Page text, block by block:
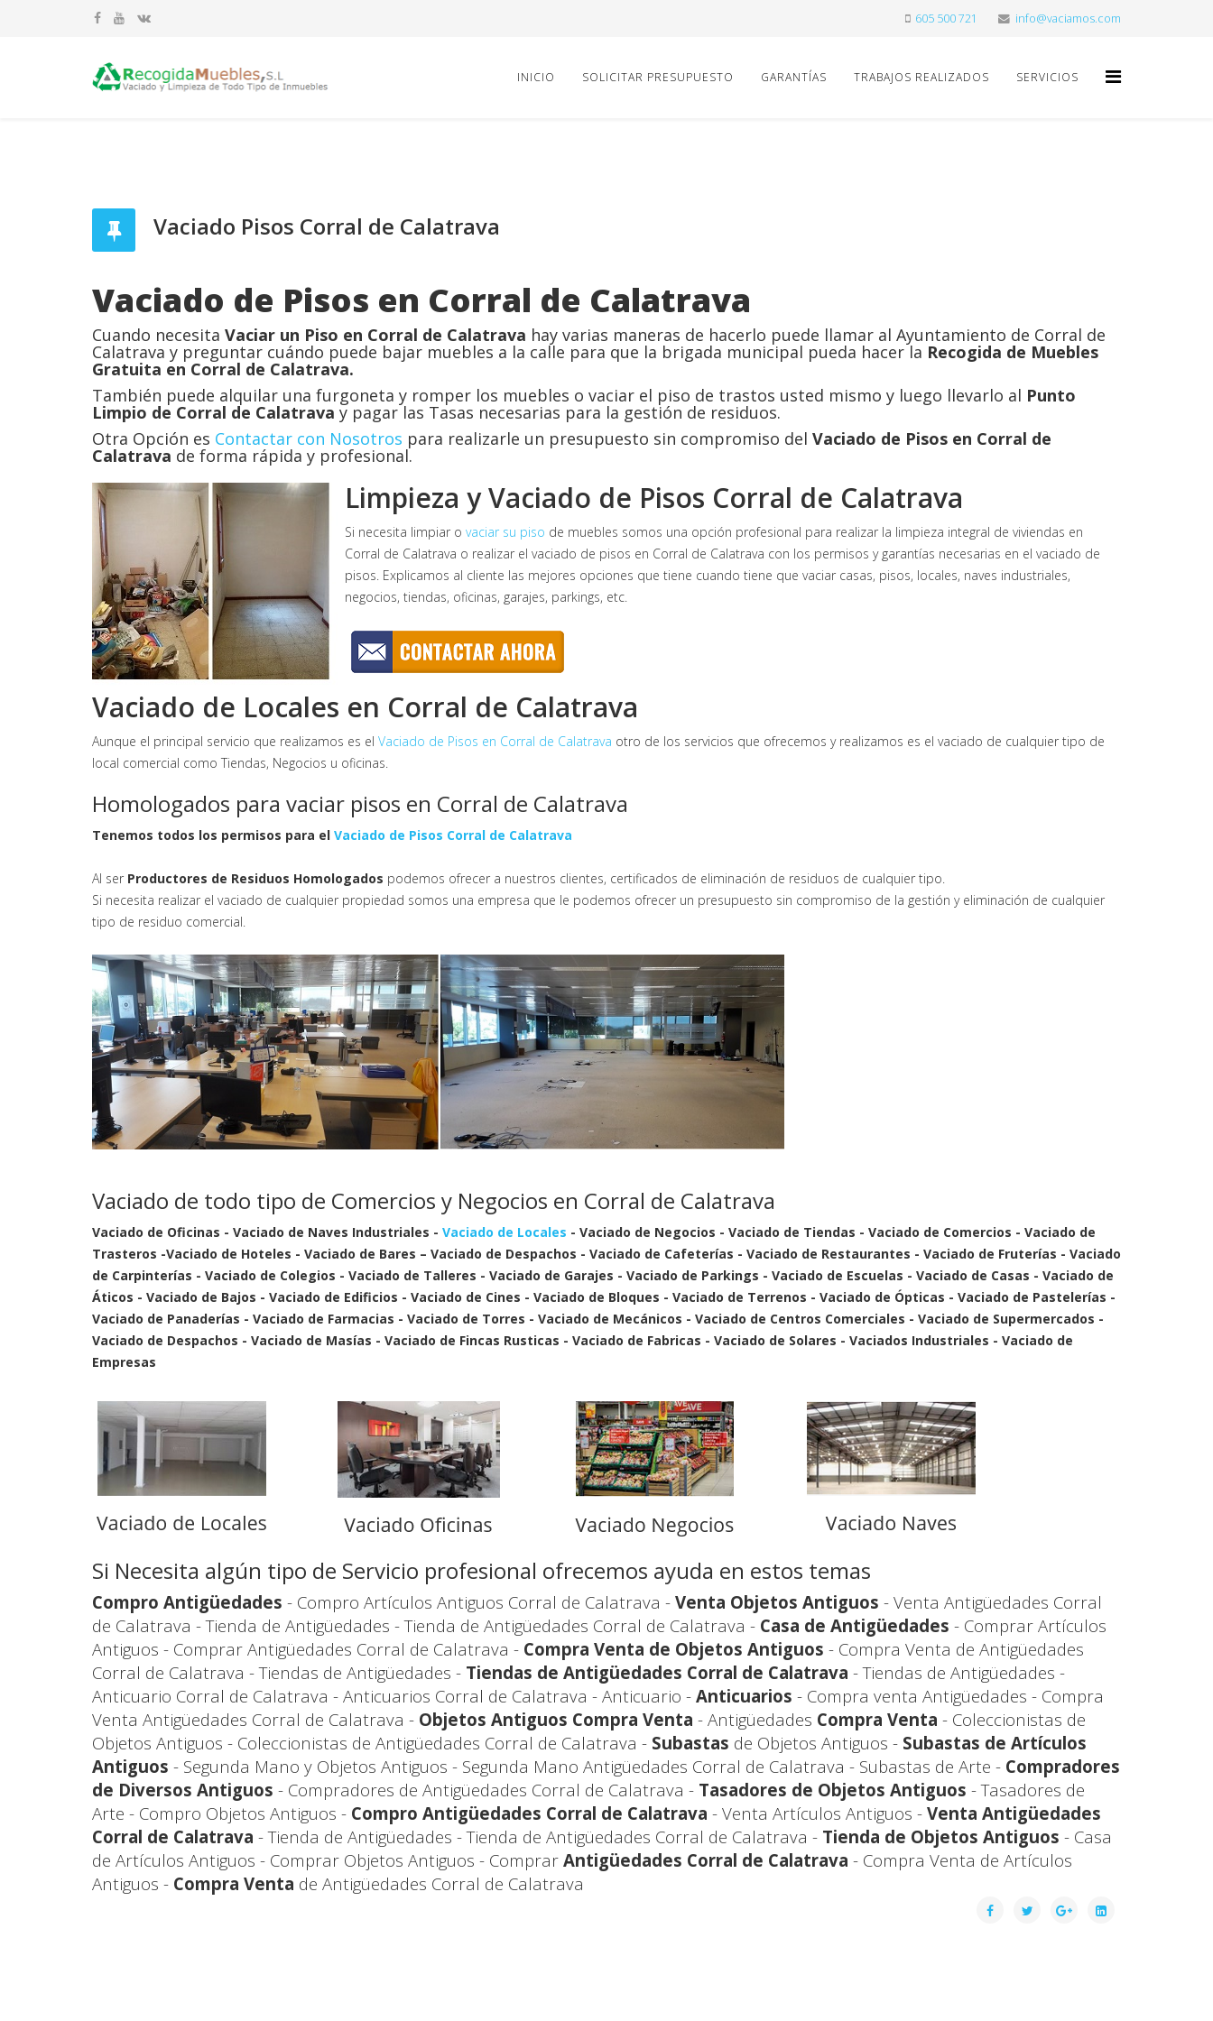
605 500 721 info@vaciamos.com
INICIO SOLICITAR PRESUPUESTO GARANTÍAS TRABAJOS REALIZADOS SERVICIOS
Vaciado Pisos Corral de Calatrava
Vaciado de Pisos en Corral de Calatrava
Cuando necesita Vaciar un Piso en Corral de Calatrava hay varias maneras de hacerlo puede llamar al Ayuntamiento de Corral de
Calatrava y preguntar cuándo puede bajar muebles a la calle para que la brigada municipal pueda hacer la Recogida de Muebles
Gratuita en Corral de Calatrava.
También puede alquilar una furgoneta y romper los muebles o vaciar el piso de trastos usted mismo y luego llevarlo al Punto
Limpio de Corral de Calatrava y pagar las Tasas necesarias para la gestión de residuos.
Otra Opción es Contactar con Nosotros para realizarle un presupuesto sin compromiso del Vaciado de Pisos en Corral de
Calatrava de forma rápida y profesional.
Limpieza y Vaciado de Pisos Corral de Calatrava
Si necesita limpiar o vaciar su piso de muebles somos una opción profesional para realizar la limpieza integral de viviendas en
Corral de Calatrava o realizar el vaciado de pisos en Corral de Calatrava con los permisos y garantías necesarias en el vaciado de
pisos. Explicamos al cliente las mejores opciones que tiene cuando tiene que vaciar casas, pisos, locales, naves industriales,
negocios, tiendas, oficinas, garajes, parkings, etc.
Vaciado de Locales en Corral de Calatrava
Aunque el principal servicio que realizamos es el Vaciado de Pisos en Corral de Calatrava otro de los servicios que ofrecemos y realizamos es el vaciado de cualquier tipo de
local comercial como Tiendas, Negocios u oficinas.
Homologados para vaciar pisos en Corral de Calatrava
Tenemos todos los permisos para el Vaciado de Pisos Corral de Calatrava
Al ser Productores de Residuos Homologados podemos ofrecer a nuestros clientes, certificados de eliminación de residuos de cualquier tipo.
Si necesita realizar el vaciado de cualquier propiedad somos una empresa que le podemos ofrecer un presupuesto sin compromiso de la gestión y eliminación de cualquier
tipo de residuo comercial.
Vaciado de todo tipo de Comercios y Negocios en Corral de Calatrava
Vaciado de Oficinas - Vaciado de Naves Industriales - Vaciado de Locales - Vaciado de Negocios - Vaciado de Tiendas - Vaciado de Comercios - Vaciado de
Trasteros -Vaciado de Hoteles - Vaciado de Bares – Vaciado de Despachos - Vaciado de Cafeterías - Vaciado de Restaurantes - Vaciado de Fruterías - Vaciado
de Carpinterías - Vaciado de Colegios - Vaciado de Talleres - Vaciado de Garajes - Vaciado de Parkings - Vaciado de Escuelas - Vaciado de Casas - Vaciado de
Áticos - Vaciado de Bajos - Vaciado de Edificios - Vaciado de Cines - Vaciado de Bloques - Vaciado de Terrenos - Vaciado de Ópticas - Vaciado de Pastelerías -
Vaciado de Panaderías - Vaciado de Farmacias - Vaciado de Torres - Vaciado de Mecánicos - Vaciado de Centros Comerciales - Vaciado de Supermercados -
Vaciado de Despachos - Vaciado de Masías - Vaciado de Fincas Rusticas - Vaciado de Fabricas - Vaciado de Solares - Vaciados Industriales - Vaciado de
Empresas
Si Necesita algún tipo de Servicio profesional ofrecemos ayuda en estos temas
Compro Antigüedades - Compro Artículos Antiguos Corral de Calatrava - Venta Objetos Antiguos - Venta Antigüedades Corral
de Calatrava - Tienda de Antigüedades - Tienda de Antigüedades Corral de Calatrava - Casa de Antigüedades - Comprar Artículos
Antiguos - Comprar Antigüedades Corral de Calatrava - Compra Venta de Objetos Antiguos - Compra Venta de Antigüedades
Corral de Calatrava - Tiendas de Antigüedades - Tiendas de Antigüedades Corral de Calatrava - Tiendas de Antigüedades -
Anticuario Corral de Calatrava - Anticuarios Corral de Calatrava - Anticuario - Anticuarios - Compra venta Antigüedades - Compra
Venta Antigüedades Corral de Calatrava - Objetos Antiguos Compra Venta - Antigüedades Compra Venta - Coleccionistas de
Objetos Antiguos - Coleccionistas de Antigüedades Corral de Calatrava - Subastas de Objetos Antiguos - Subastas de Artículos
Antiguos - Segunda Mano y Objetos Antiguos - Segunda Mano Antigüedades Corral de Calatrava - Subastas de Arte - Compradores
de Diversos Antiguos - Compradores de Antigüedades Corral de Calatrava - Tasadores de Objetos Antiguos - Tasadores de
Arte - Compro Objetos Antiguos - Compro Antigüedades Corral de Calatrava - Venta Artículos Antiguos - Venta Antigüedades
Corral de Calatrava - Tienda de Antigüedades - Tienda de Antigüedades Corral de Calatrava - Tienda de Objetos Antiguos - Casa
de Artículos Antiguos - Comprar Objetos Antiguos - Comprar Antigüedades Corral de Calatrava - Compra Venta de Artículos
Antiguos - Compra Venta de Antigüedades Corral de Calatrava